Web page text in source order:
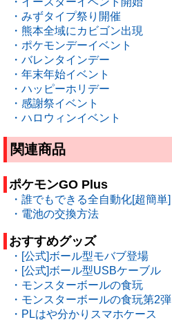
・みずタイプ祭り開催
・熊本全域にカビゴン出現
・ポケモンデーイベント
・バレンタインデー
・年末年始イベント
・ハッピーホリデー
・感謝祭イベント
・ハロウィンイベント
関連商品
ポケモンGO Plus
・誰でもできる全自動化[超簡単]
・電池の交換方法
おすすめグッズ
・[公式]ボール型モバブ登場
・[公式]ボール型USBケーブル
・モンスターボールの食玩
・モンスターボールの食玩第2弾
・PLはや分かりスマホケース